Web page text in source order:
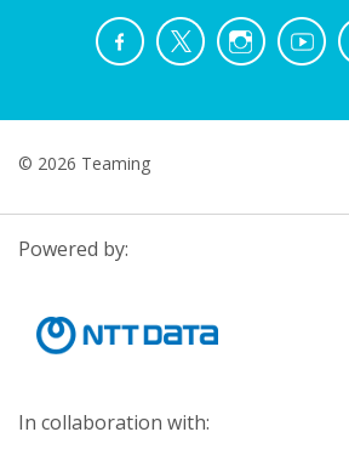
© 2026 Teaming
Powered by:
In collaboration with: